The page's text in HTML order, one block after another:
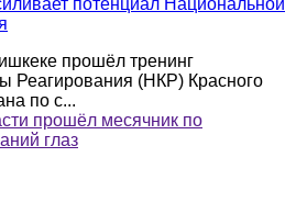
прошёл тренинг
Реагирования (НКР) Красного
по с...
прошёл месячник по
глаз